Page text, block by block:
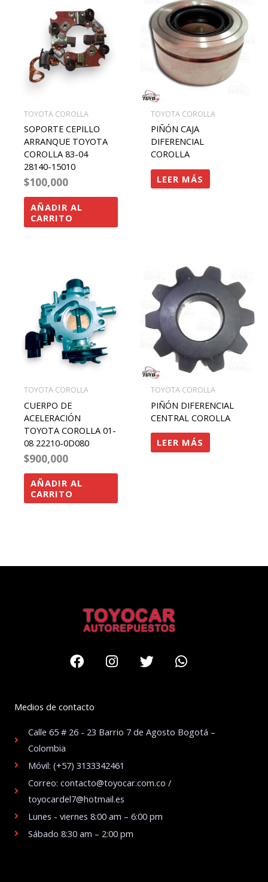
TOYOTA COROLLA
SOPORTE CEPILLO
ARRANQUE TOYOTA
COROLLA 83-04
28140-15010
$100,000
AÑADIR AL
CARRITO
TOYOTA COROLLA
PIÑÓN CAJA
DIFERENCIAL
COROLLA
LEER MÁS
TOYOTA COROLLA
CUERPO DE
ACELERACIÓN
TOYOTA COROLLA 01-
08 22210-0D080
$900,000
AÑADIR AL
CARRITO
TOYOTA COROLLA
PIÑÓN DIFERENCIAL
CENTRAL COROLLA
LEER MÁS
FacebookInstagram
TwitterWhatsapp
Medios de contacto
Calle 65 # 26 - 23 Barrio 7 de Agosto Bogotá –
Colombia
Móvil: (+57) 3133342461
Correo: contacto@toyocar.com.co /
toyocardel7@hotmail.es
Lunes - viernes 8:00 am – 6:00 pm
Sábado 8:30 am – 2:00 pm